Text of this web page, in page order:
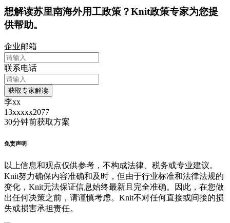
想解读苏里南海外用工政策？Knit政策专家为您提
供帮助。
企业邮箱
联系电话
获取专家解读
李xx
13xxxxx2077
30分钟前获取方案
免责声明
以上信息和观点仅供参考，不构成法律、税务或专业建议。
Knit努力确保内容准确和及时，但由于行业标准和法律法规的
变化，Knit无法保证信息始终最新且完全准确。因此，在您做
出任何决策之前，请谨慎考虑。Knit不对任何直接或间接的损
失或损害承担责任。